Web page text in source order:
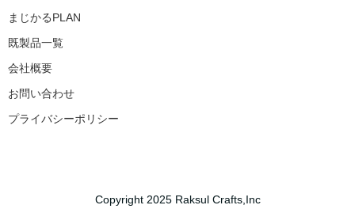
まじかるPLAN
既製品一覧
会社概要
お問い合わせ
プライバシーポリシー
Copyright 2025 Raksul Crafts,Inc